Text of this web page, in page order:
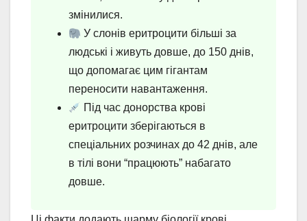
змінилися.
У слонів еритроцити більші за
людські і живуть довше, до 150 днів,
що допомагає цим гігантам
переносити навантаження.
Під час донорства крові
еритроцити зберігаються в
спеціальних розчинах до 42 днів, але
в тілі вони “працюють” набагато
довше.